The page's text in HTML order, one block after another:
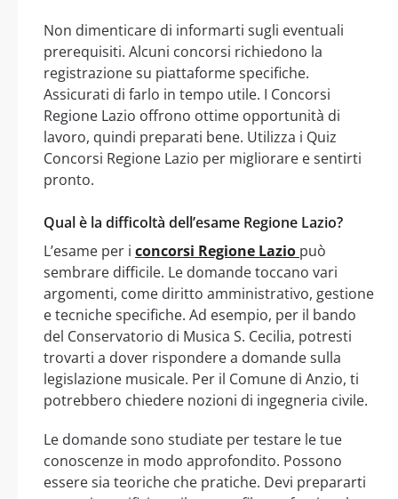
Non dimenticare di informarti sugli eventuali
prerequisiti. Alcuni concorsi richiedono la
registrazione su piattaforme specifiche.
Assicurati di farlo in tempo utile. I Concorsi
Regione Lazio offrono ottime opportunità di
lavoro, quindi preparati bene. Utilizza i Quiz
Concorsi Regione Lazio per migliorare e sentirti
pronto.
Qual è la difficoltà dell’esame Regione Lazio?
L’esame per i concorsi Regione Lazio può
sembrare difficile. Le domande toccano vari
argomenti, come diritto amministrativo, gestione
e tecniche specifiche. Ad esempio, per il bando
del Conservatorio di Musica S. Cecilia, potresti
trovarti a dover rispondere a domande sulla
legislazione musicale. Per il Comune di Anzio, ti
potrebbero chiedere nozioni di ingegneria civile.
Le domande sono studiate per testare le tue
conoscenze in modo approfondito. Possono
essere sia teoriche che pratiche. Devi prepararti